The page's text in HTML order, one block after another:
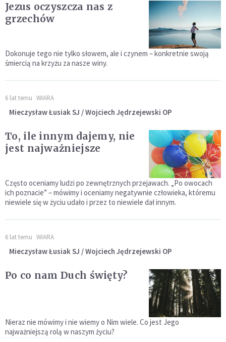
Jezus oczyszcza nas z
grzechów
Dokonuje tego nie tylko słowem, ale i czynem – konkretnie swoją
śmiercią na krzyżu za nasze winy.
6 lat temu WIARA
Mieczysław Łusiak SJ / Wojciech Jędrzejewski OP
To, ile innym dajemy, nie
jest najważniejsze
Często oceniamy ludzi po zewnętrznych przejawach. „Po owocach
ich poznacie” – mówimy i oceniamy negatywnie człowieka, któremu
niewiele się w życiu udało i przez to niewiele dał innym.
6 lat temu WIARA
Mieczysław Łusiak SJ / Wojciech Jędrzejewski OP
Po co nam Duch święty?
Nieraz nie mówimy i nie wiemy o Nim wiele. Co jest Jego
najważniejszą rolą w naszym życiu?